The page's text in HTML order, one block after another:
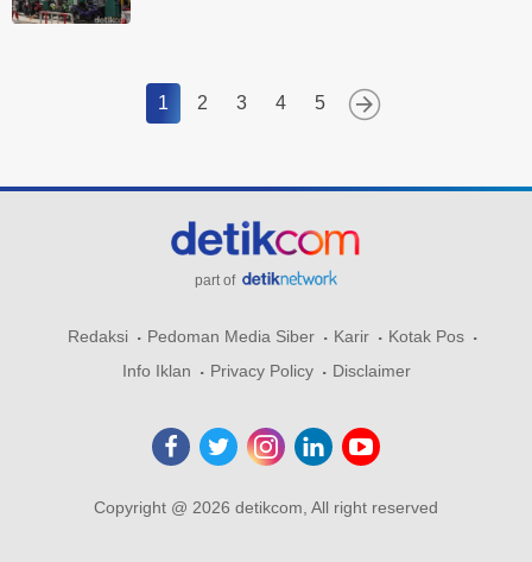
1 2 3 4 5
part of
Redaksi Pedoman Media Siber Karir
Kotak Pos
Info Iklan
Privacy Policy Disclaimer
Copyright @ 2026 detikcom, All right reserved